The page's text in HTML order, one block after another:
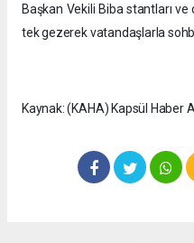
Başkan Vekili Biba stantları ve
tek gezerek vatandaşlarla
Kaynak: (KAHA) Kapsül Haber